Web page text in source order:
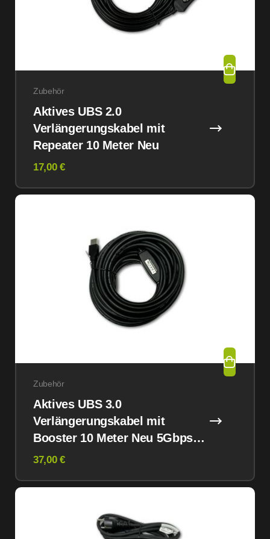
Zubehör
Aktives UBS 2.0
Verlängerungskabel mit
Repeater 10 Meter Neu
17,00 €
Zubehör
Aktives UBS 3.0
Verlängerungskabel mit
Booster 10 Meter Neu 5Gbps
Super Speed
37,00 €